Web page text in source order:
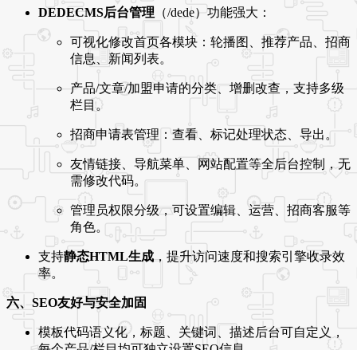
DEDECMS后台管理 （/dede）功能强大：
可视化修改首页各模块：轮播图、推荐产品、招商
信息、新闻列表。
产品/文章/加盟申请的分类、增删改查，支持多级
栏目。
招商申请表管理：查看、标记处理状态、导出。
友情链接、导航菜单、网站配置等全后台控制，无
需修改代码。
管理员权限分级，可设置编辑、运营、招商客服等
角色。
支持静态HTML生成，提升访问速度和搜索引擎收录效
率。
六、SEO友好与安全加固
模板代码语义化，标题、关键词、描述后台可自定义，